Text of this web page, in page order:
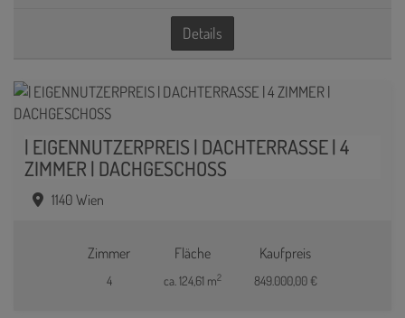
Details
| EIGENNUTZERPREIS | DACHTERRASSE | 4
ZIMMER | DACHGESCHOSS
1140 Wien
Zimmer
4
Fläche
ca. 124,61 m2
Kaufpreis
849.000,00 €